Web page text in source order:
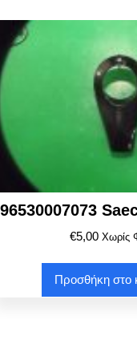
€5,00 Χωρίς
Προσθήκη στο